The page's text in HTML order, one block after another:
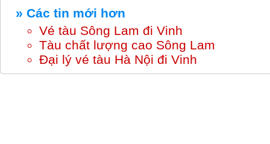
» Các tin mới hơn
Vé tàu Sông Lam đi Vinh
Tàu chất lượng cao Sông Lam
Đại lý vé tàu Hà Nội đi Vinh